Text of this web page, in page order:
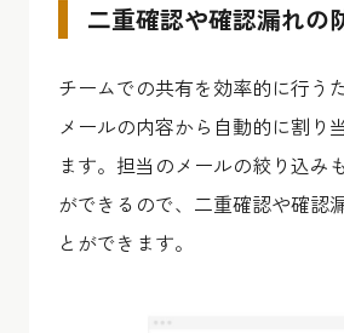
二重確認や確認漏れの
チームでの共有を効率的に行う
メールの内容から自動的に割り
ます。担当のメールの絞り込み
ができるので、二重確認や確認
とができます。